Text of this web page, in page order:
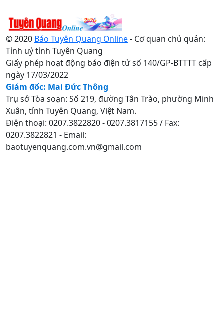
© 2020 Báo Tuyên Quang Online- Cơ quan chủ quản:
Tỉnh uỷ tỉnh Tuyên Quang
Giấy phép hoạt động báo điện tử số 140/GP-BTTTT cấp
ngày 17/03/2022
Giám đốc: Mai Đức Thông
Trụ sở Tòa soạn: Số 219, đường Tân Trào, phường Minh
Xuân, tỉnh Tuyên Quang, Việt Nam.
Điện thoại: 0207.3822820 - 0207.3817155 / Fax:
0207.3822821 - Email:
baotuyenquang.com.vn@gmail.com